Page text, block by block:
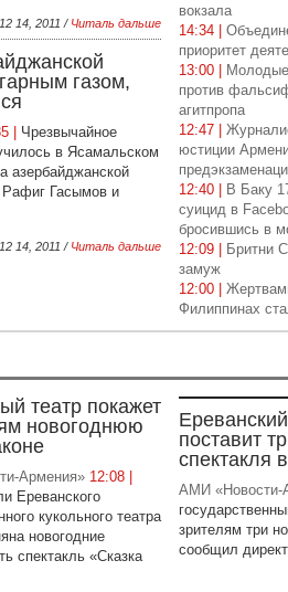
12 14, 2011 / Читаль дальше
газом,
| Чрезвычайное
в Ясамальском
азербайджанской
Гасымов и
12 14, 2011 / Читаль дальше
вокзала
14:34 |
приоритет
13:00 |
против
агитпропа
12:47 |
юстиции
12:40 |
В Баку
суицид в
бросившись в
12:09 |
Бритни
замуж
12:00 |
Филиппинах
театр покажет
новогоднюю
Армения» 12:08 |
Ереванского
кукольного театра
новогодние
спектакль «Сказка
поставит
спектакля
АМИ «Новости-
зрителям три
сообщил